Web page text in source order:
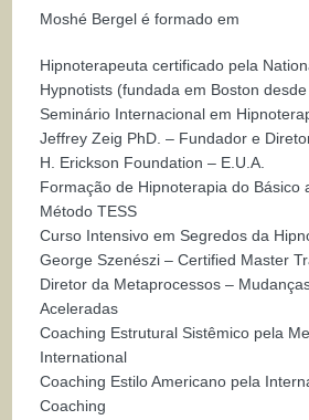
Moshé Bergel é formado em
Hipnoterapeuta certificado pela
Hypnotists (fundada em Boston
Seminário Internacional em
Jeffrey Zeig PhD. – Fundador e
H. Erickson Foundation – E.U.A.
Formação de Hipnoterapia do Básico
Método TESS
Curso Intensivo em Segredos da
George Szenészi – Certified Master
Diretor da Metaprocessos –
Aceleradas
Coaching Estrutural Sistêmico pela
International
Coaching Estilo Americano pela
Coaching